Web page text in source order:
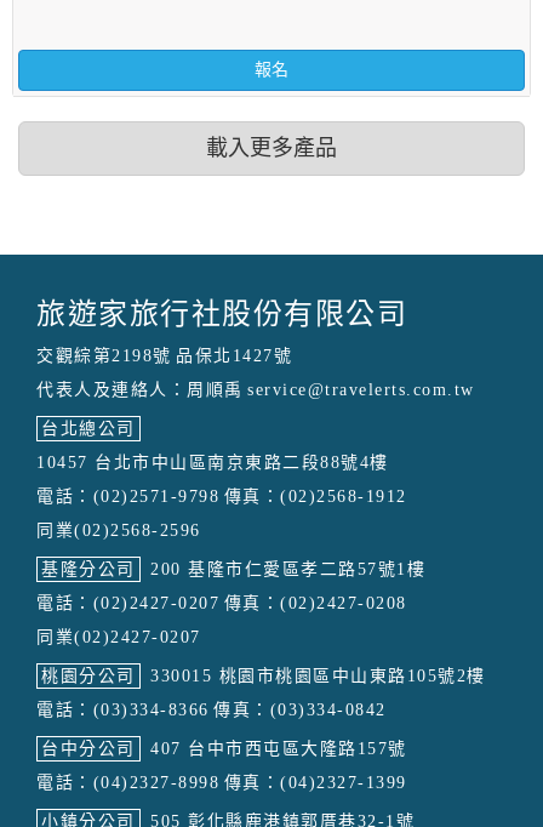
報名
載入更多產品
旅遊家旅行社股份有限公司
交觀綜第2198號 品保北1427號
代表人及連絡人：周順禹 service@travelerts.com.tw
台北總公司
10457 台北市中山區南京東路二段88號4樓
電話：(02)2571-9798 傳真：(02)2568-1912
同業(02)2568-2596
基隆分公司
200 基隆市仁愛區孝二路57號1樓
電話：(02)2427-0207 傳真：(02)2427-0208
同業(02)2427-0207
桃園分公司
330015 桃園市桃園區中山東路105號2樓
電話：(03)334-8366 傳真：(03)334-0842
台中分公司
407 台中市西屯區大隆路157號
電話：(04)2327-8998 傳真：(04)2327-1399
小鎮分公司 505 彰化縣鹿港鎮郭厝巷32-1號